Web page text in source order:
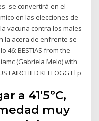
se convertirá en el
en las elecciones de
vacuna contra los males
la acera de enfrente se
46: BESTIAS from the
(Gabriela Melo) with
FAIRCHILD KELLOGG El p
a 41'5ºC,
muy